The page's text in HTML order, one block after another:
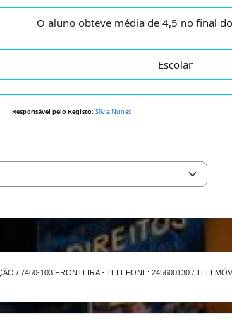
O aluno obteve média de 4,5 no final
Escolar
Responsável pelo Registo: Sílvia Nunes
/ 7460-103 FRONTEIRA - TELEFONE: 245600130 /